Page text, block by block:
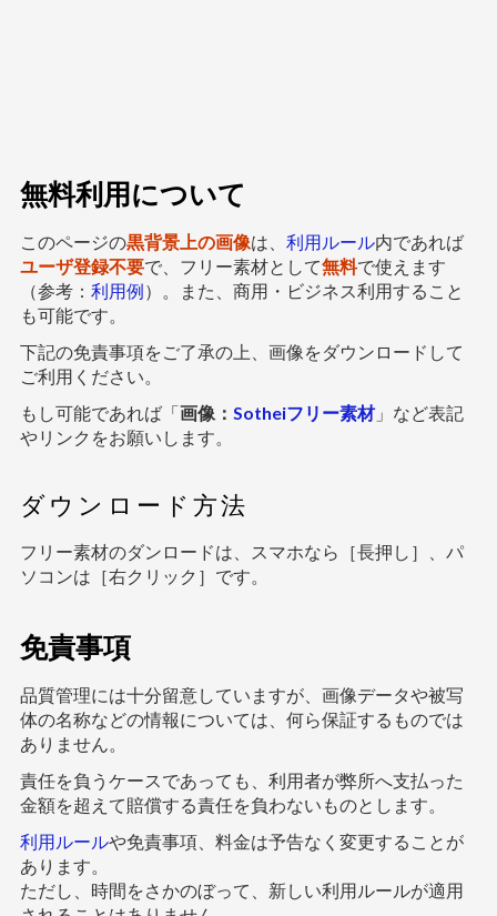
無料利用について
このページの黒背景上の画像は、 利用ルール内であれば
ユーザ登録不要で、フリー素材として無料で使えます
（参考： 利用例）。また、商用・ビジネス利用すること
も可能です。
下記の免責事項をご了承の上、画像をダウンロードして
ご利用ください。
もし可能であれば「画像： Sotheiフリー素材」など表記
やリンクをお願いします。
ダウンロード方法
フリー素材のダンロードは、スマホなら［長押し］、パ
ソコンは［右クリック］です。
免責事項
品質管理には十分留意していますが、画像データや被写
体の名称などの情報については、何ら保証するものでは
ありません。
責任を負うケースであっても、利用者が弊所へ支払った
金額を超えて賠償する責任を負わないものとします。
利用ルールや免責事項、料金は予告なく変更することが
あります。
ただし、時間をさかのぼって、新しい利用ルールが適用